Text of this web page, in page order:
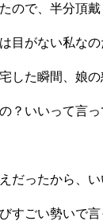
ので、半分頂戴
目がない私なの
した瞬間、娘の
？いいって言っ
だったから、い
すごい勢いで言